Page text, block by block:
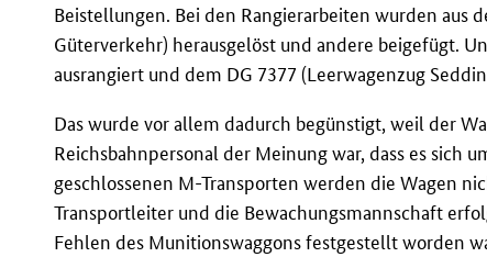
Beistellungen. Bei den Rangierarbeiten wurden aus
Güterverkehr) herausgelöst und andere beigefügt.
ausrangiert und dem DG 7377 (Leerwagenzug
Das wurde vor allem dadurch begünstigt, weil der
Reichsbahnpersonal der Meinung war, dass es sich
geschlossenen M-Transporten werden die Wagen
Transportleiter und die Bewachungsmannschaft
Fehlen des Munitionswaggons festgestellt worden